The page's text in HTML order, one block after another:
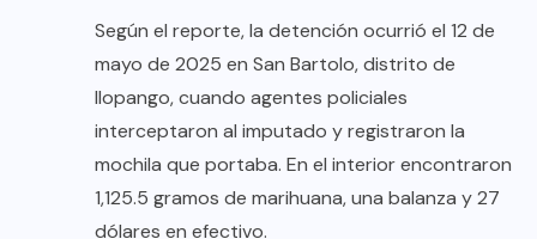
Según el reporte, la detención ocurrió el 12 de
mayo de 2025 en San Bartolo, distrito de
Ilopango, cuando agentes policiales
interceptaron al imputado y registraron la
mochila que portaba. En el interior encontraron
1,125.5 gramos de marihuana, una balanza y 27
dólares en efectivo.